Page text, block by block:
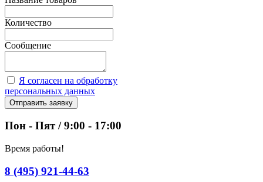
Количество
Сообщение
Я согласен на обработку
персональных данных
Отправить заявку
Пон - Пят / 9:00 - 17:00
Время работы!
8 (495) 921-44-63